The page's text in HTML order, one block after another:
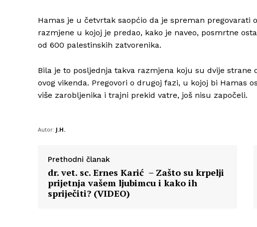
Hamas je u četvrtak saopćio da je spreman pregovarati
razmjene u kojoj je predao, kako je naveo, posmrtne
od 600 palestinskih zatvorenika.
Bila je to posljednja takva razmjena koju su dvije
ovog vikenda. Pregovori o drugoj fazi, u kojoj bi Hamas
više zarobljenika i trajni prekid vatre, još nisu započeli.
Autor: J.H.
Prethodni članak
dr. vet. sc. Ernes Karić – Zašto su krpelji
prijetnja vašem ljubimcu i kako ih
spriječiti? (VIDEO)